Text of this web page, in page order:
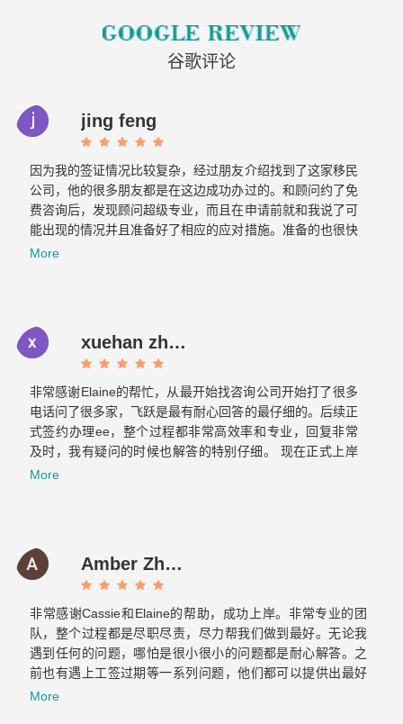
谷歌评论
jing feng
因为我的签证情况比较复杂，经过朋友介绍找到了这家移民
公司，他的很多朋友都是在这边成功办过的。和顾问约了免
费咨询后，发现顾问超级专业，而且在申请前就和我说了可
能出现的情况并且准备好了相应的应对措施。准备的也很快
文件不到一周就交上去了。没想到不到一个月，签证就顺利
More
xuehan zhou
非常感谢Elaine的帮忙，从最开始找咨询公司开始打了很多
电话问了很多家，飞跃是最有耐心回答的最仔细的。后续正
式签约办理ee，整个过程都非常高效率和专业，回复非常
及时，我有疑问的时候也解答的特别仔细。 现在正式上岸
啦，非常感谢你们整个团队的帮助～有朋友的需要的话我也
More
Amber Zhang
非常感谢Cassie和Elaine的帮助，成功上岸。非常专业的团
队，整个过程都是尽职尽责，尽力帮我们做到最好。无论我
遇到任何的问题，哪怕是很小很小的问题都是耐心解答。之
前也有遇上工签过期等一系列问题，他们都可以提供出最好
的方案，提前做好各种应对的准备，绝对是不可多得的好团
More